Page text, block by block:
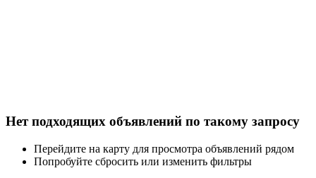
Нет подходящих объявлений по такому запросу
Перейдите на карту для просмотра объявлений рядом
Попробуйте сбросить или изменить фильтры